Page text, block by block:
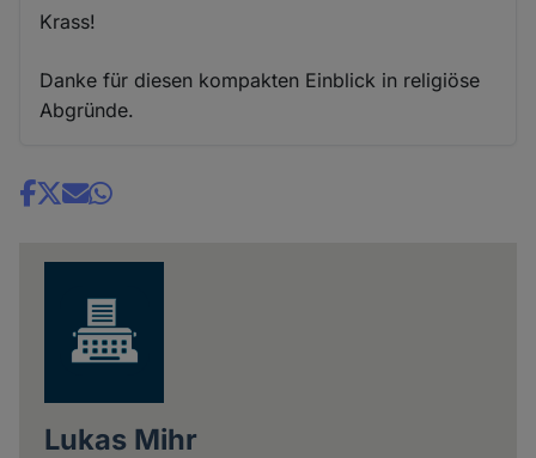
Krass!
Danke für diesen kompakten Einblick in religiöse
Abgründe.
Share
Lukas Mihr